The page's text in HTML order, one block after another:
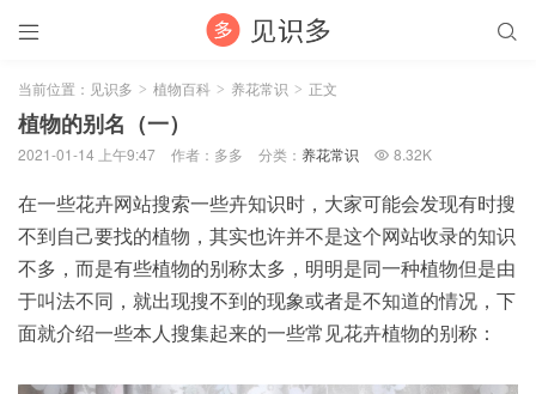
 
当前位置： 见识多 > 植物百科 > 养花常识 > 正文
植物的别名（一）
2021-01-14 上午9:47 作者：多多 分类： 养花常识  8.32K
在一些花卉网站搜索一些卉知识时，大家可能会发现有时搜
不到自己要找的植物，其实也许并不是这个网站收录的知识
不多，而是有些植物的别称太多，明明是同一种植物但是由
于叫法不同，就出现搜不到的现象或者是不知道的情况，下
面就介绍一些本人搜集起来的一些常见花卉植物的别称：